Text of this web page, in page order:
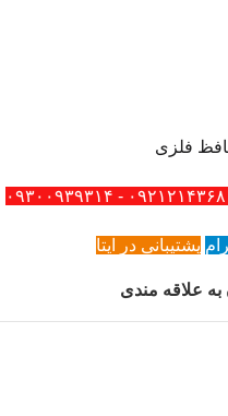
پشتیبانی در ایتا
به علاقه مندی